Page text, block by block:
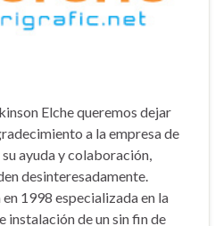
Elche queremos dejar
a la empresa de
ayuda y colaboración,
desinteresadamente.
1998 especializada en la
instalación de un sin fin de